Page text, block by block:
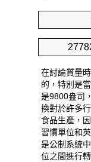
在討論質量
的，特別是
是9800盎司
換對於許多
食品生產，
習慣單位和
是公制系統
位之間進行